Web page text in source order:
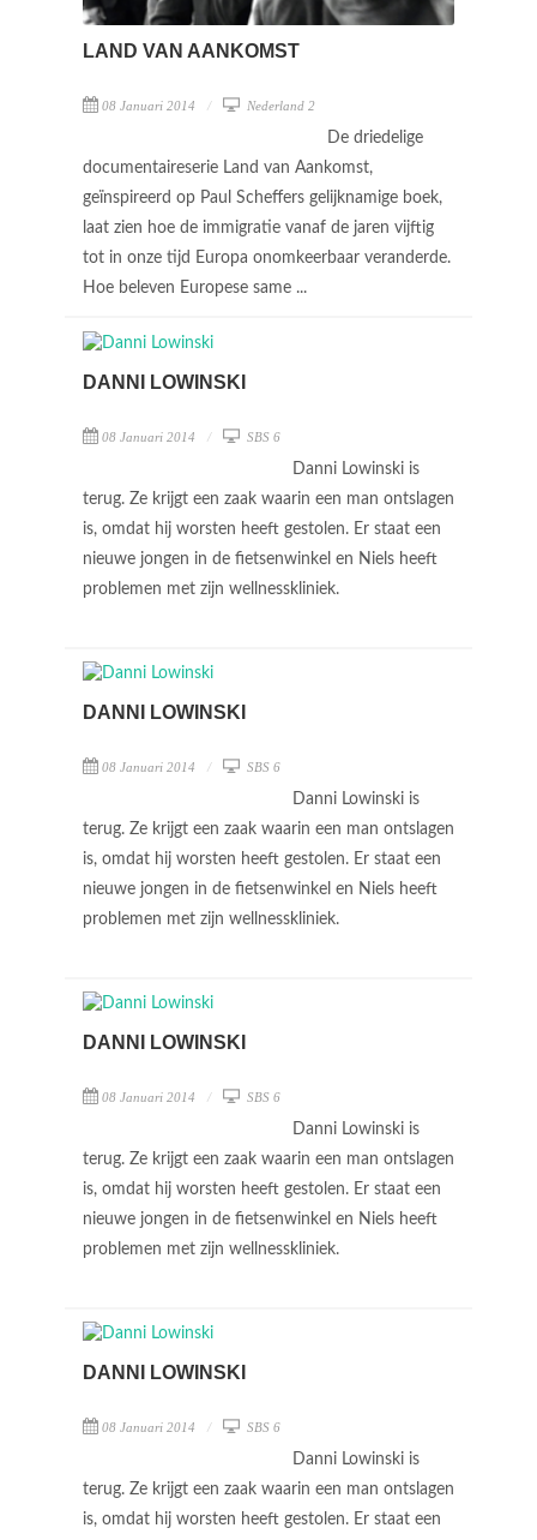
LAND VAN AANKOMST
08 Januari 2014 Nederland 2
De driedelige
documentaireserie Land van Aankomst,
geïnspireerd op Paul Scheffers gelijknamige boek,
laat zien hoe de immigratie vanaf de jaren vijftig
tot in onze tijd Europa onomkeerbaar veranderde.
Hoe beleven Europese same ...
DANNI LOWINSKI
08 Januari 2014 SBS 6
Danni Lowinski is
terug. Ze krijgt een zaak waarin een man ontslagen
is, omdat hij worsten heeft gestolen. Er staat een
nieuwe jongen in de fietsenwinkel en Niels heeft
problemen met zijn wellnesskliniek.
DANNI LOWINSKI
08 Januari 2014 SBS 6
Danni Lowinski is
terug. Ze krijgt een zaak waarin een man ontslagen
is, omdat hij worsten heeft gestolen. Er staat een
nieuwe jongen in de fietsenwinkel en Niels heeft
problemen met zijn wellnesskliniek.
DANNI LOWINSKI
08 Januari 2014 SBS 6
Danni Lowinski is
terug. Ze krijgt een zaak waarin een man ontslagen
is, omdat hij worsten heeft gestolen. Er staat een
nieuwe jongen in de fietsenwinkel en Niels heeft
problemen met zijn wellnesskliniek.
DANNI LOWINSKI
08 Januari 2014 SBS 6
Danni Lowinski is
terug. Ze krijgt een zaak waarin een man ontslagen
is, omdat hij worsten heeft gestolen. Er staat een